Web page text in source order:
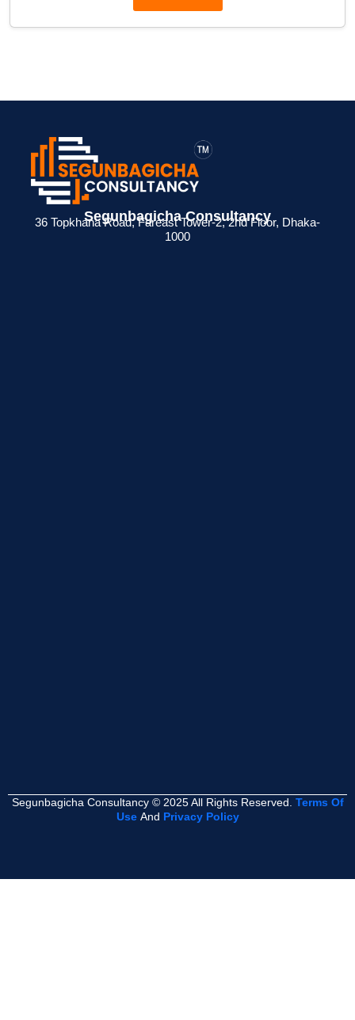
Segunbagicha Consultancy
36 Topkhana Road, Fareast Tower-2, 2nd Floor, Dhaka-
1000
Segunbagicha Consultancy © 2025 All Rights Reserved. Terms Of
Use And Privacy Policy